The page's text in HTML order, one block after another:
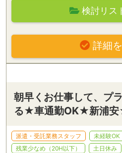
検討リス
詳細
朝早くお仕事して、プ
る★車通勤OK★新浦
派遣・受託業務スタッフ 未経験OK
残業少なめ（20H以下）
土日休み